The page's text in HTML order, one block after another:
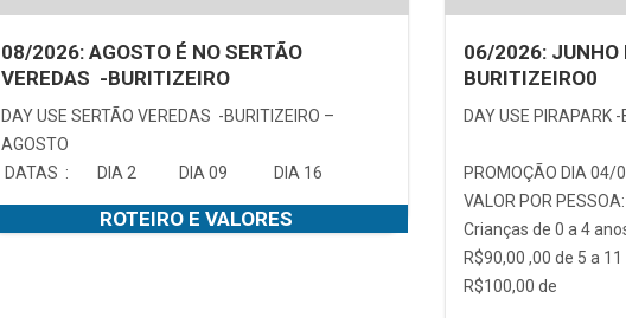
08/2026: AGOSTO É NO SERTÃO
VEREDAS -BURITIZEIRO
DAY USE SERTÃO VEREDAS -BURITIZEIRO –
AGOSTO
DATAS : DIA 2 DIA 09 DIA 16
ROTEIRO E VALORES
06/2026: JUNHO
BURITIZEIRO0
DAY USE PIRAPARK
PROMOÇÃO DIA 04/
VALOR POR PESSOA:
Crianças de 0 a 4
R$90,00 ,00 de 5 a
R$100,00 de